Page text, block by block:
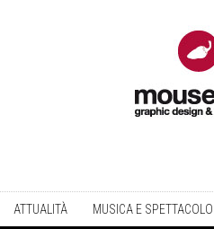
ATTUALITÀ MUSICA E SPETTACOLO